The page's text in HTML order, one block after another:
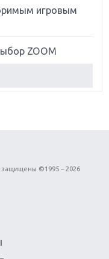
игровым
ZOOM
эволюции
Spider-Man и
защищены ©1995 – 2026